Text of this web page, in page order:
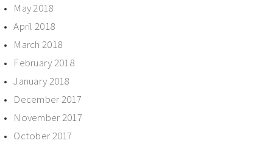
May 2018
April 2018
March 2018
February 2018
January 2018
December 2017
November 2017
October 2017